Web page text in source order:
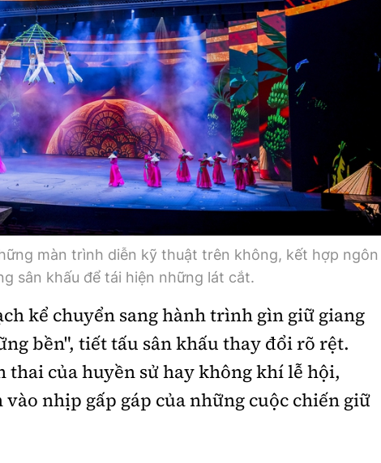
màn trình diễn kỹ thuật trên không, kết hợp ngôn
sân khấu để tái hiện những lát cắt.
kể chuyển sang hành trình gìn giữ giang
bền", tiết tấu sân khấu thay đổi rõ rệt.
thai của huyền sử hay không khí lễ hội,
nhịp gấp gáp của những cuộc chiến giữ